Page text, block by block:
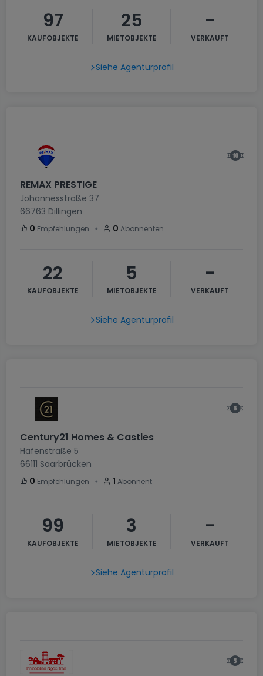
97
KAUFOBJEKTE
25
MIETOBJEKTE
-
VERKAUFT
Siehe Agenturprofil
REMAX PRESTIGE
Johannesstraße 37
66763 Dillingen
0 Empfehlungen ・ 0 Abonnenten
22
KAUFOBJEKTE
5
MIETOBJEKTE
-
VERKAUFT
Siehe Agenturprofil
Century21 Homes & Castles
Hafenstraße 5
66111 Saarbrücken
0 Empfehlungen ・ 1 Abonnent
99
KAUFOBJEKTE
3
MIETOBJEKTE
-
VERKAUFT
Siehe Agenturprofil